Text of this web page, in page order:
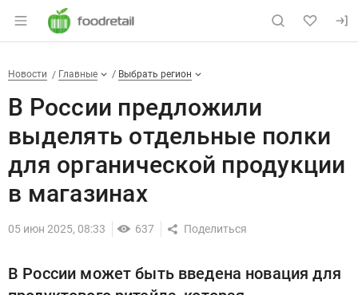
Раздел навигации по сайту
В России предложили
Новости
Разделы
Новости Главные Выбрать регион
В России предложили
выделять отдельные полки
для органической продукции
в магазинах
05 июн 2025, 08:33 637
В России может быть введена новация для